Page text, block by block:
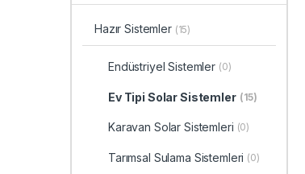
Hazır Sistemler (15)
Endüstriyel Sistemler (0)
Ev Tipi Solar Sistemler (15)
Karavan Solar Sistemleri (0)
Tarımsal Sulama Sistemleri (0)